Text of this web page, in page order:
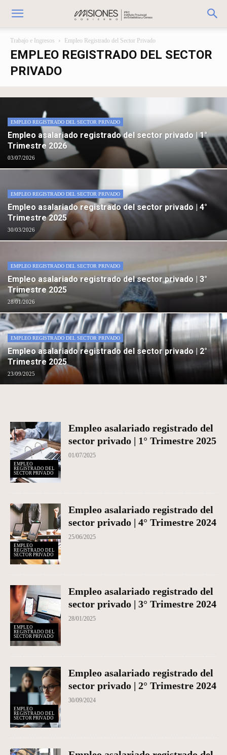
Trabajo e Ingresos Empleo Registrado del Sector Privado
EMPLEO REGISTRADO DEL SECTOR
PRIVADO
EMPLEO REGISTRADO DEL SECTOR PRIVADO
Empleo asalariado registrado del sector privado | 1°
Trimestre 2026
03/07/2026
EMPLEO REGISTRADO DEL SECTOR PRIVADO
Empleo asalariado registrado del sector privado | 4°
Trimestre 2025
30/03/2026
EMPLEO REGISTRADO DEL SECTOR PRIVADO
Empleo asalariado registrado del sector privado | 3°
Trimestre 2025
28/01/2026
EMPLEO REGISTRADO DEL SECTOR PRIVADO
Empleo asalariado registrado del sector privado | 2°
Trimestre 2025
23/09/2025
EMPLEO
REGISTRADO DEL
SECTOR PRIVADO
Empleo asalariado registrado del
sector privado | 1° Trimestre 2025
01/07/2025
EMPLEO
REGISTRADO DEL
SECTOR PRIVADO
Empleo asalariado registrado del
sector privado | 4° Trimestre 2024
25/06/2025
EMPLEO
REGISTRADO DEL
SECTOR PRIVADO
Empleo asalariado registrado del
sector privado | 3° Trimestre 2024
28/01/2025
EMPLEO
REGISTRADO DEL
SECTOR PRIVADO
Empleo asalariado registrado del
sector privado | 2° Trimestre 2024
30/09/2024